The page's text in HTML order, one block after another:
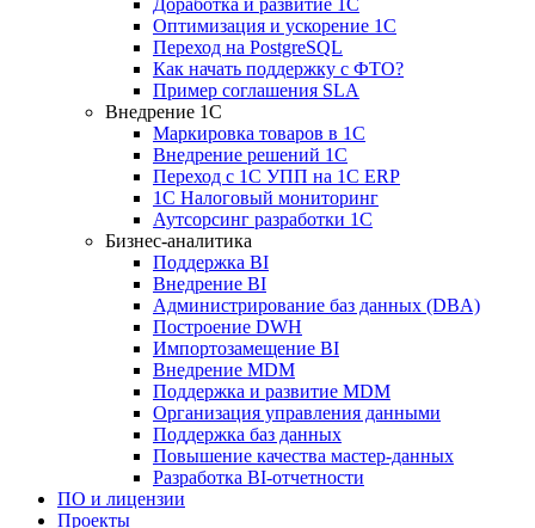
Доработка и развитие 1С
Оптимизация и ускорение 1С
Переход на PostgreSQL
Как начать поддержку с ФТО?
Пример соглашения SLA
Внедрение 1С
Маркировка товаров в 1С
Внедрение решений 1С
Переход с 1С УПП на 1С ERP
1С Налоговый мониторинг
Аутсорсинг разработки 1С
Бизнес-аналитика
Поддержка BI
Внедрение BI
Администрирование баз данных (DBA)
Построение DWH
Импортозамещение BI
Внедрение MDM
Поддержка и развитие MDM
Организация управления данными
Поддержка баз данных
Повышение качества мастер-данных
Разработка BI-отчетности
ПО и лицензии
Проекты